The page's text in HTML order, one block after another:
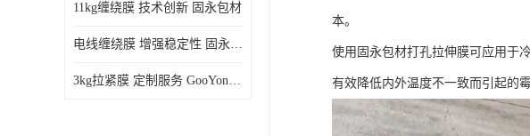
11kg缠绕膜 技术创新 固永包材
电线缠绕膜 增强稳定性 固永包材
3kg拉紧膜 定制服务 GooYonPack
本。
使用固永包材打孔拉伸膜可应用于
有效降低内外温度不一致而引起的霉